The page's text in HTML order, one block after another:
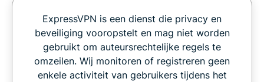
ExpressVPN is een dienst die privacy en
beveiliging vooropstelt en mag niet worden
gebruikt om auteursrechtelijke regels te
omzeilen. Wij monitoren of registreren geen
enkele activiteit van gebruikers tijdens het